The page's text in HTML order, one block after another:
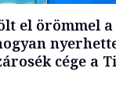
el örömmel a
cége a